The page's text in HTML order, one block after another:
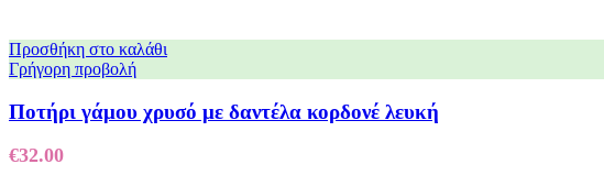
Προσθήκη στο καλάθι
Γρήγορη προβολή
Ποτήρι γάμου χρυσό με δαντέλα κορδονέ λευκή
€32.00